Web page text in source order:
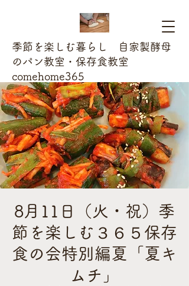
季節を楽しむ暮らし 自家製酵母
のパン教室・保存食教室
comehome365
8月11日（火・祝）季
節を楽しむ３６５保存
食の会特別編夏「夏キ
ムチ」